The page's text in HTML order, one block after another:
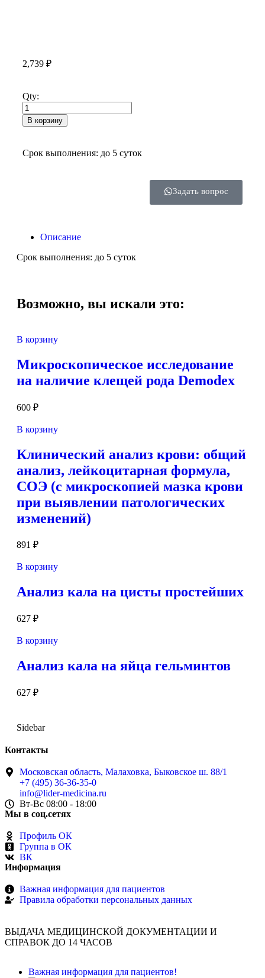
2,739 ₽
Qty:
В корзину
Срок выполнения: до 5 суток
Задать вопрос
Описание
Срок выполнения: до 5 суток
Возможно, вы искали это:
В корзину
Микроскопическое исследование
на наличие клещей рода Demodex
600 ₽
В корзину
Клинический анализ крови: общий
анализ, лейкоцитарная формула,
СОЭ (с микроскопией мазка крови
при выявлении патологических
изменений)
891 ₽
В корзину
Анализ кала на цисты простейших
627 ₽
В корзину
Анализ кала на яйца гельминтов
627 ₽
Sidebar
Контакты
Московская область, Малаховка, Быковское ш. 88/1
+7 (495) 36-36-35-0
info@lider-medicina.ru
Вт-Вс 08:00 - 18:00
Мы в соц.сетях
Профиль ОК
Группа в ОК
ВК
Информация
Важная информация для пациентов
Правила обработки персональных данных
ВЫДАЧА МЕДИЦИНСКОЙ ДОКУМЕНТАЦИИ И
СПРАВОК ДО 14 ЧАСОВ
Важная информация для пациентов!